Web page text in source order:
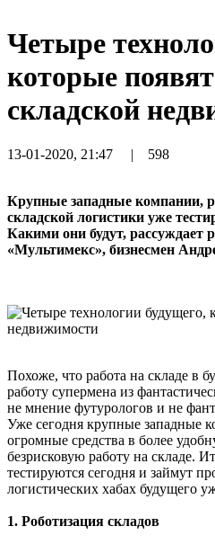
Четыре
которые
складской
13-01-2020, 21:47 | 598
Крупные западные компании,
складской логистики уже
Какими они будут, рассуждает
«Мультимекс», бизнесмен
Похоже, что работа на складе в
работу супермена из
не мнение футурологов и не
Уже сегодня крупные западные
огромные средства в более
безрисковую работу на складе.
тестируются сегодня и займут
логистических хабах будущего
1. Роботизация складов